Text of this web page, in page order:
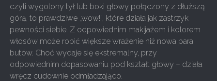
czyli wygolony tył lub boki głowy połączony z dłuższą
górą, to prawdziwe „wow!”, które działa jak zastrzyk
pewności siebie. Z odpowiednim makijażem i kolorem
włosów może robić większe wrażenie niż nowa para
butów. Choć wydaje się ekstremalny, przy
odpowiednim dopasowaniu pod kształt głowy – działa
wręcz cudownie odmładzająco.